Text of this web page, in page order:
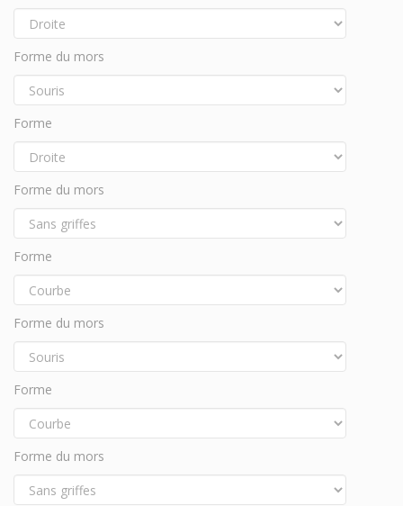
Forme du mors
Forme
Forme du mors
Forme
Forme du mors
Forme
Forme du mors